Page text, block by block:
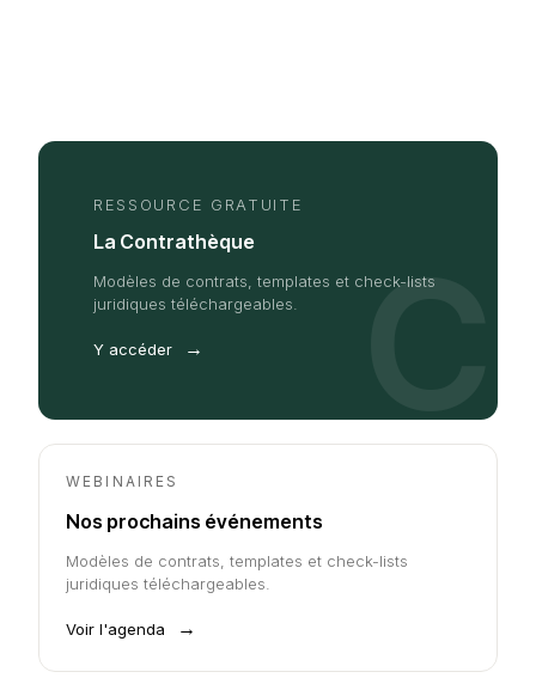
RESSOURCE GRATUITE
La Contrathèque
Modèles de contrats, templates et check-lists
juridiques téléchargeables.
Y accéder → C
WEBINAIRES
Nos prochains événements
Modèles de contrats, templates et check-lists
juridiques téléchargeables.
Voir l'agenda →